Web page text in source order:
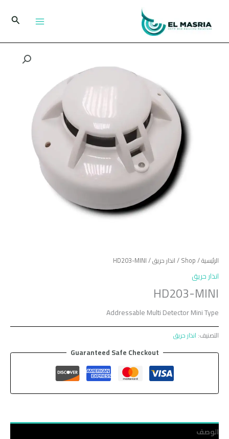
المحتوى
البحث
الرئيسية/
Shop
/انذار حريق/ HD203-MINI
انذار حريق
HD203-MINI
Addressable Multi Detector Mini Type
التصنيف: انذار حريق
Guaranteed Safe Checkout
الوصف